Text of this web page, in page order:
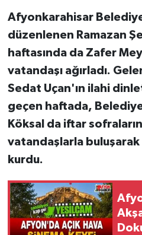
Afyonkarahisar
düzenlenen Ramazan
haftasında da Zafer
vatandaşı ağırladı.
Sedat Uçan'ın ilahi
geçen haftada, Belediye
Köksal da iftar
vatandaşlarla
kurdu.